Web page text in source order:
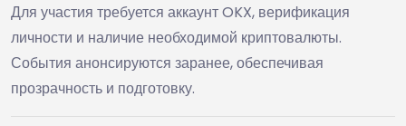
Для участия требуется аккаунт OKX, верификация
личности и наличие необходимой криптовалюты.
События анонсируются заранее, обеспечивая
прозрачность и подготовку.